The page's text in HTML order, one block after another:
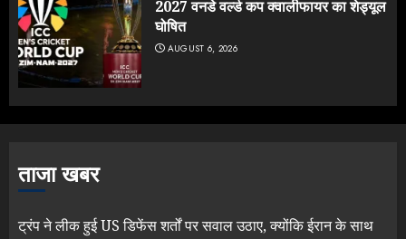
2027 वनडे वर्ल्ड कप क्वालीफायर का शेड्यूल
घोषित
AUGUST 6, 2026
ताजा खबर
ट्रंप ने लीक हुई US डिफेंस शर्तों पर सवाल उठाए, क्योंकि ईरान के साथ